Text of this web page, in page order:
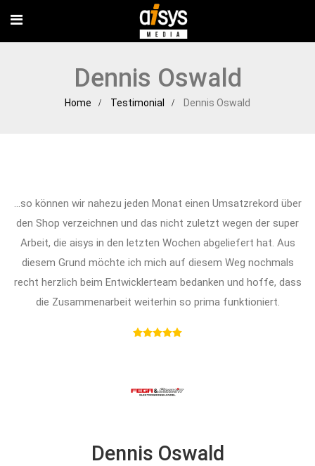
Dennis Oswald
Home Testimonial Dennis Oswald
…so können wir nahezu jeden Monat einen Umsatzrekord über
den Shop verzeichnen und das nicht zuletzt wegen der super
Arbeit, die aisys in den letzten Wochen abgeliefert hat. Aus
diesem Grund möchte ich mich auf diesem Weg nochmals
recht herzlich beim Entwicklerteam bedanken und hoffe, dass
die Zusammenarbeit weiterhin so prima funktioniert.
Dennis Oswald